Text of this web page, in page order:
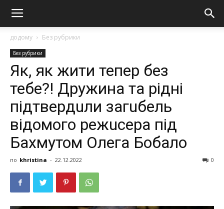
додому Без рубрики
Без рубрики
Як, як жити тепер без
тебе?! Дружина та рідні
підтвердuли загuбель
відомого режuсера під
Бахмутом Олeга Бoбaлo
по khristina - 22.12.2022 0